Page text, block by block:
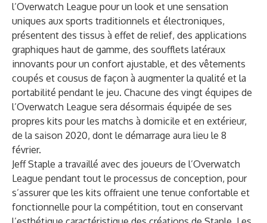
l’Overwatch League pour un look et une sensation
uniques aux sports traditionnels et électroniques,
présentent des tissus à effet de relief, des applications
graphiques haut de gamme, des soufflets latéraux
innovants pour un confort ajustable, et des vêtements
coupés et cousus de façon à augmenter la qualité et la
portabilité pendant le jeu. Chacune des vingt équipes de
l’Overwatch League sera désormais équipée de ses
propres kits pour les matchs à domicile et en extérieur,
de la saison 2020, dont le démarrage aura lieu le 8
février.
Jeff Staple a travaillé avec des joueurs de l’Overwatch
League pendant tout le processus de conception, pour
s’assurer que les kits offraient une tenue confortable et
fonctionnelle pour la compétition, tout en conservant